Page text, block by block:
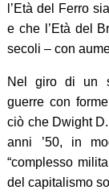
l’Età del Ferro
e che l’Età del
secoli – con
Nel giro di un
guerre con
ciò che Dwight
anni ’50, in
“complesso
del capitalismo